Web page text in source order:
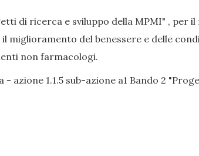
di ricerca e sviluppo della MPMI" , per
del benessere e delle
non farmacologi.
azione 1.1.5 sub-azione a1 Bando 2